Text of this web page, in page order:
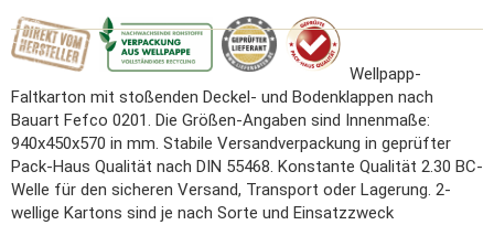
Wellpapp-
Faltkarton mit stoßenden Deckel- und Bodenklappen nach
Bauart Fefco 0201. Die Größen-Angaben sind Innenmaße:
940x450x570 in mm. Stabile Versandverpackung in geprüfter
Pack-Haus Qualität nach DIN 55468. Konstante Qualität 2.30 BC-
Welle für den sicheren Versand, Transport oder Lagerung. 2-
wellige Kartons sind je nach Sorte und Einsatzzweck